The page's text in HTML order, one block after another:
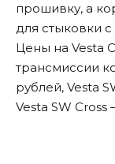
прошивку, а
для стыковки
Цены на Vesta
трансмиссии
рублей, Vesta
Vesta SW Cross